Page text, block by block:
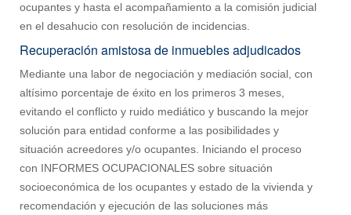
ocupantes y hasta el acompañamiento a la comisión judicial
en el desahucio con resolución de incidencias.
Recuperación amistosa de inmuebles adjudicados
Mediante una labor de negociación y mediación social, con
altísimo porcentaje de éxito en los primeros 3 meses,
evitando el conflicto y ruido mediático y buscando la mejor
solución para entidad conforme a las posibilidades y
situación acreedores y/o ocupantes. Iniciando el proceso
con INFORMES OCUPACIONALES sobre situación
socioeconómica de los ocupantes y estado de la vivienda y
recomendación y ejecución de las soluciones más